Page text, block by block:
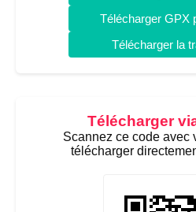
Télécharger GPX
Télécharger la
Télécharger
Scannez ce code avec
télécharger